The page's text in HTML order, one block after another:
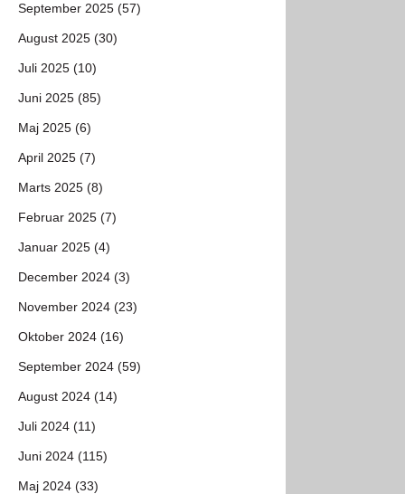
September 2025 (57)
August 2025 (30)
Juli 2025 (10)
Juni 2025 (85)
Maj 2025 (6)
April 2025 (7)
Marts 2025 (8)
Februar 2025 (7)
Januar 2025 (4)
December 2024 (3)
November 2024 (23)
Oktober 2024 (16)
September 2024 (59)
August 2024 (14)
Juli 2024 (11)
Juni 2024 (115)
Maj 2024 (33)